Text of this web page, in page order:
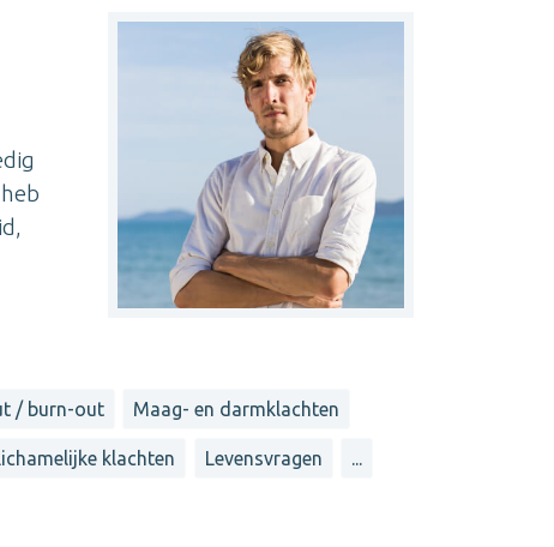
/ burn-out Maag- en darmklachten
klachten Levensvragen ...